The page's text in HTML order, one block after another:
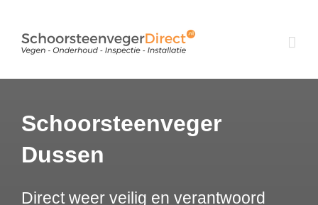
inhoud
Schoorsteenveger
Dussen
Direct weer veilig en verantwoord